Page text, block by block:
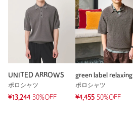
UNITED ARROWS
ポロシャツ
¥13,244 30%OFF
green label relaxing
ポロシャツ
¥4,455 50%OFF